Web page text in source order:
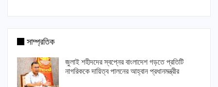
সাম্প্রতিক
জুলাই শহীদদের স্বপ্নের বাংলাদেশ গড়তে প্রতিটি
নাগরিককে দায়িত্ব পালনের আহ্বান প্রধানমন্ত্রীর